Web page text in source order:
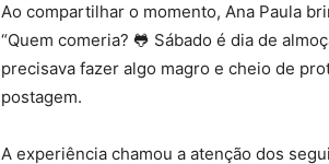
Ao compartilhar o momento, Ana Paula
“Quem comeria? 🐸 Sábado é dia de
precisava fazer algo magro e cheio de
postagem.
A experiência chamou a atenção dos